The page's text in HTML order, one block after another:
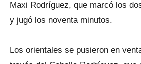
Maxi Rodríguez, que marcó los
y jugó los noventa minutos.
Los orientales se pusieron en